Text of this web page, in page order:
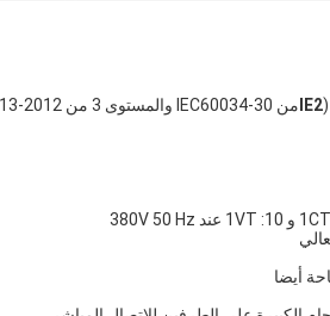
(
IE2 من IEC60034-30 والمستوى 3 من GB18613-2012)